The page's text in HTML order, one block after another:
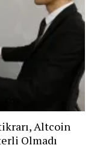
Altcoin
Olmadı